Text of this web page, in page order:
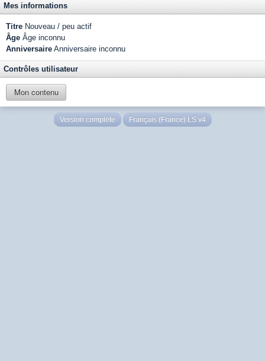
Mes informations
Titre Nouveau / peu actif
Âge Âge inconnu
Anniversaire Anniversaire inconnu
Contrôles utilisateur
Mon contenu
Version complète Français (France) LS v4